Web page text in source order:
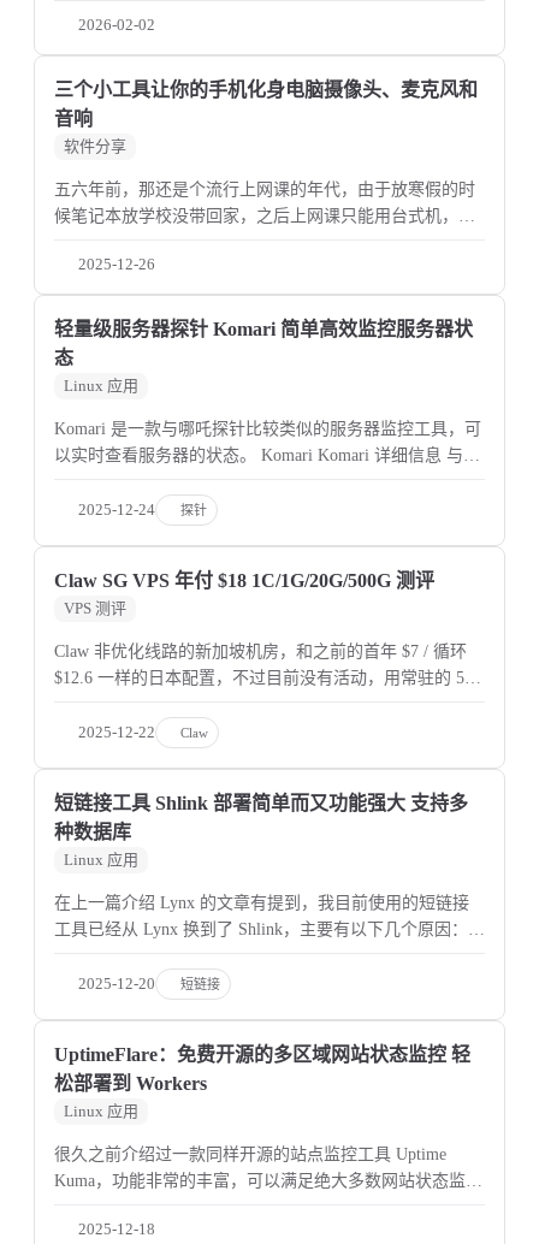
说，比较“合规”，安全性也更高。唯一的缺点就是速度受
限于
2026-02-02
三个小工具让你的手机化身电脑摄像头、麦克风和
音响
软件分享
五六年前，那还是个流行上网课的年代，由于放寒假的时
候笔记本放学校没带回家，之后上网课只能用台式机，既
尴尬。 后面才知道其实手机也可以作为电脑的摄像头、麦
克风和音响，偶尔拿来应个急还是非常方便
2025-12-26
轻量级服务器探针 Komari 简单高效监控服务器状
态
Linux 应用
Komari 是一款与哪吒探针比较类似的服务器监控工具，可
以实时查看服务器的状态。 Komari Komari 详细信息 与哪
没有像哪吒探针一样包含 DDNS、内网穿透等与监控无关*
2025-12-24 探针
Claw SG VPS 年付 $18 1C/1G/20G/500G 测评
VPS 测评
Claw 非优化线路的新加坡机房，和之前的首年 $7 / 循环
$12.6 一样的日本配置，不过目前没有活动，用常驻的 5
200Mbps，但是测速可以看到 IPv6 可以突破 200
2025-12-22 Claw
短链接工具 Shlink 部署简单而又功能强大 支持多
种数据库
Linux 应用
在上一篇介绍 Lynx 的文章有提到，我目前使用的短链接
工具已经从 Lynx 换到了 Shlink，主要有以下几个原因：
前端跳转对接 Umami，跳转速度更快 功能更加丰富
2025-12-20 短链接
UptimeFlare：免费开源的多区域网站状态监控 轻
松部署到 Workers
Linux 应用
很久之前介绍过一款同样开源的站点监控工具 Uptime
Kuma，功能非常的丰富，可以满足绝大多数网站状态监控
己的 VPS 上。 当然，与其说这是 Uptime Kuma 的缺点，
2025-12-18